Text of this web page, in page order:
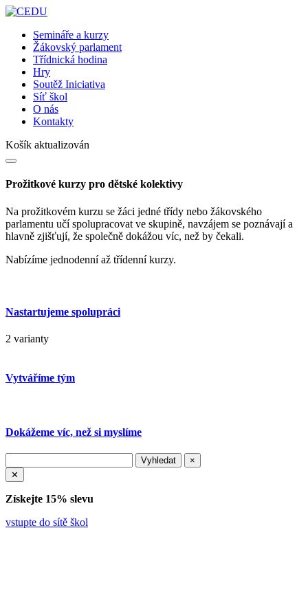
Semináře a kurzy
Žákovský parlament
Třídnická hodina
Hry
Soutěž Iniciativa
Síť škol
O nás
Kontakty
Košík aktualizován
Prožitkové kurzy pro dětské kolektivy
Na prožitkovém kurzu se žáci jedné třídy nebo žákovského
parlamentu učí spolupracovat ve skupině, navzájem se poznávají a
hlavně zjišťují, že společně dokážou víc, než by čekali.
Nabízíme jednodenní až třídenní kurzy.
Nastartujeme spolupráci
2 varianty
Vytváříme tým
Dokážeme víc, než si myslíme
×
✕
Získejte 15% slevu
vstupte do sítě škol